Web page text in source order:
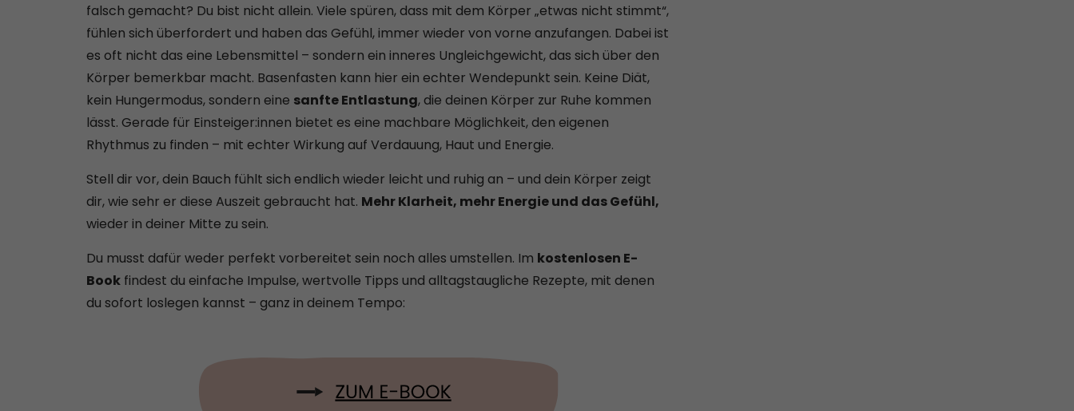
falsch gemacht? Du bist nicht allein. Viele spüren, dass mit dem Körper „etwas nicht stimmt“,
fühlen sich überfordert und haben das Gefühl, immer wieder von vorne anzufangen. Dabei ist
es oft nicht das eine Lebensmittel – sondern ein inneres Ungleichgewicht, das sich über den
Körper bemerkbar macht. Basenfasten kann hier ein echter Wendepunkt sein. Keine Diät,
kein Hungermodus, sondern eine sanfte Entlastung, die deinen Körper zur Ruhe kommen
lässt. Gerade für Einsteiger:innen bietet es eine machbare Möglichkeit, den eigenen
Rhythmus zu finden – mit echter Wirkung auf Verdauung, Haut und Energie.
Stell dir vor, dein Bauch fühlt sich endlich wieder leicht und ruhig an – und dein Körper zeigt
dir, wie sehr er diese Auszeit gebraucht hat. Mehr Klarheit, mehr Energie und das Gefühl,
wieder in deiner Mitte zu sein.
Du musst dafür weder perfekt vorbereitet sein noch alles umstellen. Im kostenlosen E-
Bookfindest du einfache Impulse, wertvolle Tipps und alltagstaugliche Rezepte, mit denen
du sofort loslegen kannst – ganz in deinem Tempo: